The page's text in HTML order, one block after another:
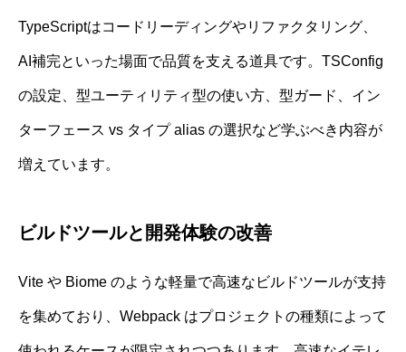
TypeScriptはコードリーディングやリファクタリング、
AI補完といった場面で品質を支える道具です。TSConfig
の設定、型ユーティリティ型の使い方、型ガード、イン
ターフェース vs タイプ alias の選択など学ぶべき内容が
増えています。
ビルドツールと開発体験の改善
Vite や Biome のような軽量で高速なビルドツールが支持
を集めており、Webpack はプロジェクトの種類によって